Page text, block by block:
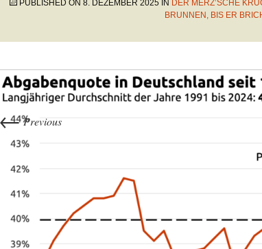
PUBLISHED ON 8. DEZEMBER 2025 IN DER MERZ’SCHE
BRUNNEN, BIS ER
←Previous